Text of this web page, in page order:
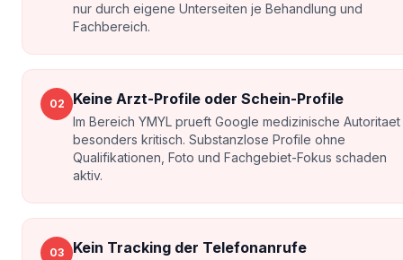
nur durch eigene Unterseiten je Behandlung und
Fachbereich.
02 Keine Arzt-Profile oder Schein-Profile
Im Bereich YMYL prueft Google medizinische Autoritaet
besonders kritisch. Substanzlose Profile ohne
Qualifikationen, Foto und Fachgebiet-Fokus schaden
aktiv.
03 Kein Tracking der Telefonanrufe